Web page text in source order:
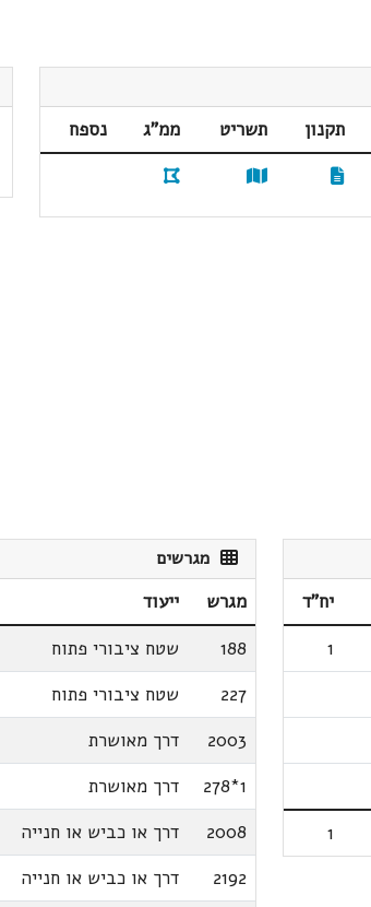
תקנון תשריט ממ"ג
נספח
יח"ד
1
1
מגרשים
מגרש ייעוד
188
שטח ציבורי פתוח
227
שטח ציבורי פתוח
2003
דרך מאושרת
1*278
דרך מאושרת
2008
דרך או כביש או חנייה
2192
דרך או כביש או חנייה